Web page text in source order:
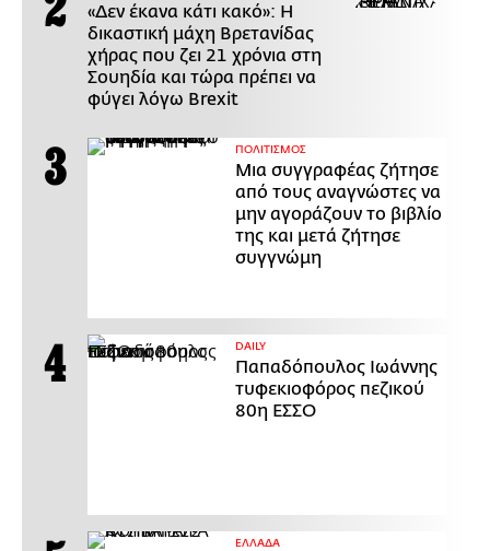
«Δεν έκανα κάτι κακό»: Η
δικαστική μάχη Βρετανίδας
χήρας που ζει 21 χρόνια στη
Σουηδία και τώρα πρέπει να
φύγει λόγω Brexit
ΠΟΛΙΤΙΣΜΟΣ
Μια συγγραφέας ζήτησε
από τους αναγνώστες να
μην αγοράζουν το βιβλίο
της και μετά ζήτησε
συγγνώμη
DAILY
Παπαδόπουλος Ιωάννης
τυφεκιοφόρος πεζικού
80η ΕΣΣΟ
ΕΛΛΑΔΑ